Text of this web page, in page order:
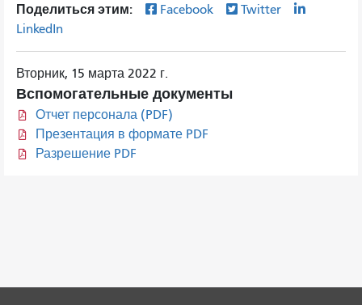
Поделиться этим: Facebook
Twitter
LinkedIn
Вторник, 15 марта 2022 г.
Вспомогательные документы
Отчет персонала (PDF)
Презентация в формате PDF
Разрешение PDF